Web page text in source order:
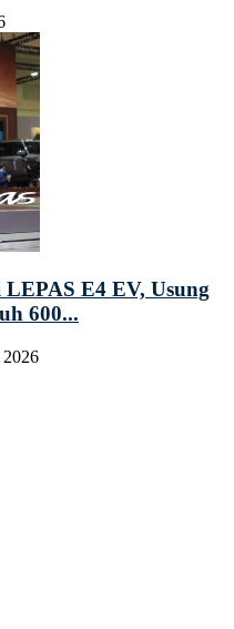
E4 EV, Usung
600...